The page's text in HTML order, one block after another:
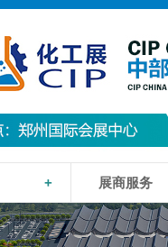
+ 展商服务